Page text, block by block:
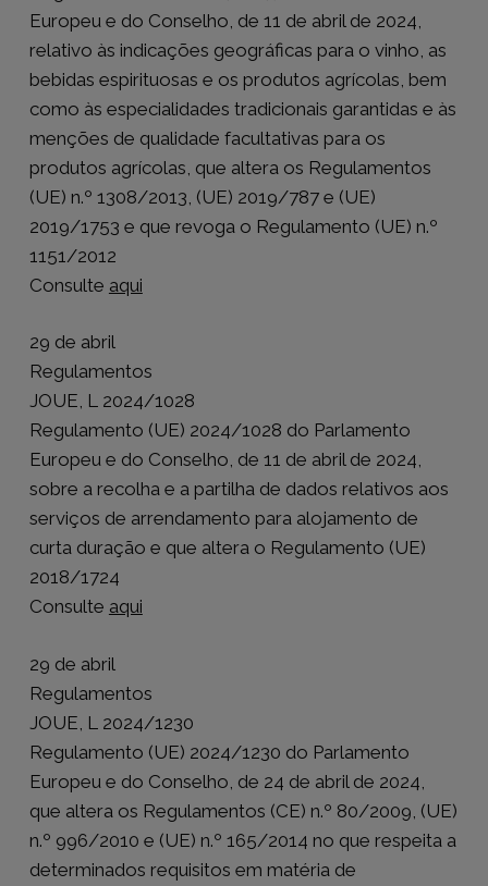
Europeu e do Conselho, de 11 de abril de 2024,
relativo às indicações geográficas para o vinho, as
bebidas espirituosas e os produtos agrícolas, bem
como às especialidades tradicionais garantidas e às
menções de qualidade facultativas para os
produtos agrícolas, que altera os Regulamentos
(UE) n.º 1308/2013, (UE) 2019/787 e (UE)
2019/1753 e que revoga o Regulamento (UE) n.º
1151/2012
Consulte aqui
29 de abril
Regulamentos
JOUE, L 2024/1028
Regulamento (UE) 2024/1028 do Parlamento
Europeu e do Conselho, de 11 de abril de 2024,
sobre a recolha e a partilha de dados relativos aos
serviços de arrendamento para alojamento de
curta duração e que altera o Regulamento (UE)
2018/1724
Consulte aqui
29 de abril
Regulamentos
JOUE, L 2024/1230
Regulamento (UE) 2024/1230 do Parlamento
Europeu e do Conselho, de 24 de abril de 2024,
que altera os Regulamentos (CE) n.º 80/2009, (UE)
n.º 996/2010 e (UE) n.º 165/2014 no que respeita a
determinados requisitos em matéria de